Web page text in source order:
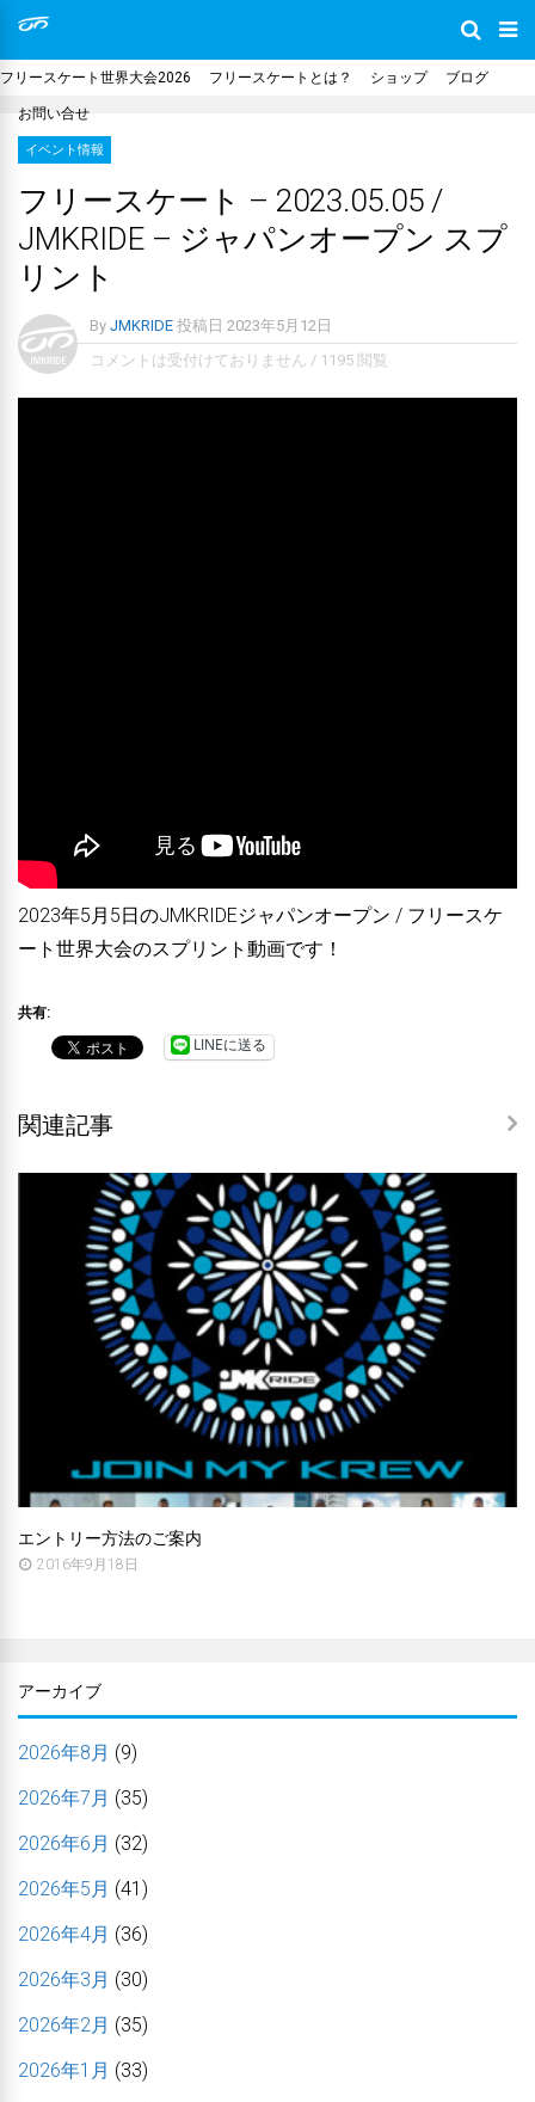
フリースケート世界大会2026 フリースケートとは？ ショップ ブログ
お問い合せ
イベント情報
フリースケート – 2023.05.05 /
JMKRIDE – ジャパンオープン スプ
リント
By JMKRIDE 投稿日 2023年5月12日
コメントは受付けておりません / 1195 閲覧
2023年5月5日のJMKRIDEジャパンオープン / フリースケ
ート世界大会のスプリント動画です！
共有:
LINEに送る
関連記事
エントリー方法のご案内
2016年9月18日
アーカイブ
2026年8月 (9)
2026年7月 (35)
2026年6月 (32)
2026年5月 (41)
2026年4月 (36)
2026年3月 (30)
2026年2月 (35)
2026年1月 (33)